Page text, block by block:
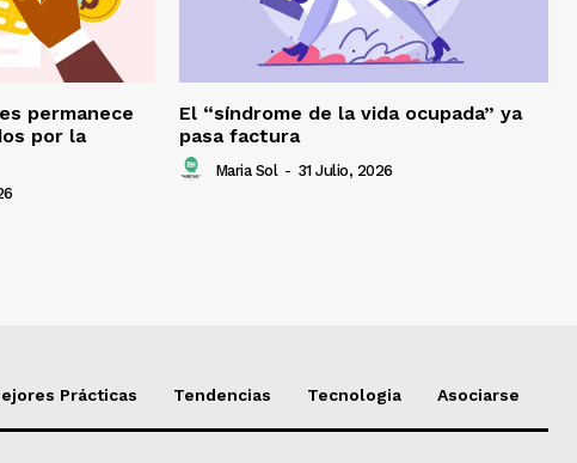
permanece
por la
El “síndrome de la vida ocupada” ya
pasa factura
Maria Sol - 31 Julio, 2026
Prácticas Tendencias Tecnologia Asociarse